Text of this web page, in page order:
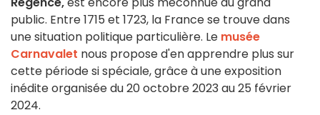
public. Entre 1715 et 1723, la France se trouve dans
une situation politique particulière. Le musée
Carnavalet nous propose d'en apprendre plus sur
cette période si spéciale, grâce à une exposition
inédite organisée du 20 octobre 2023 au 25 février
2024.